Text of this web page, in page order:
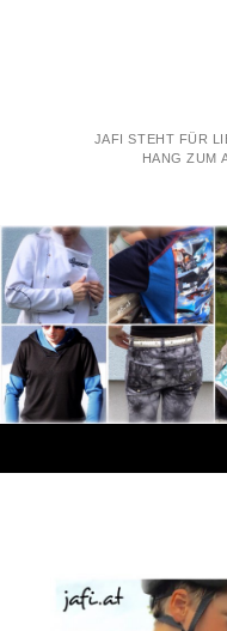
JAFI STEHT FÜR
HANG ZUM